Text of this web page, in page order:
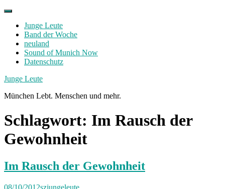
Skip
contentJunge Leute
Band der Woche
neuland
Sound of Munich Now
Datenschutz
Facebook
Twitter
Instagram
Junge Leute
München Lebt. Menschen und mehr.
Schlagwort: Im Rausch der
Gewohnheit
Im Rausch der Gewohnheit
08/10/2012szjungeleute